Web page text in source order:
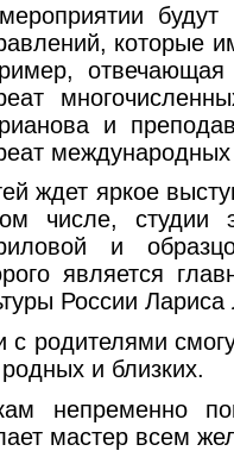
будут
которые
отвечающая
и
международных
ждет яркое
числе, студии
и
является
России
с родителями
и близких.
непременно
мастер всем